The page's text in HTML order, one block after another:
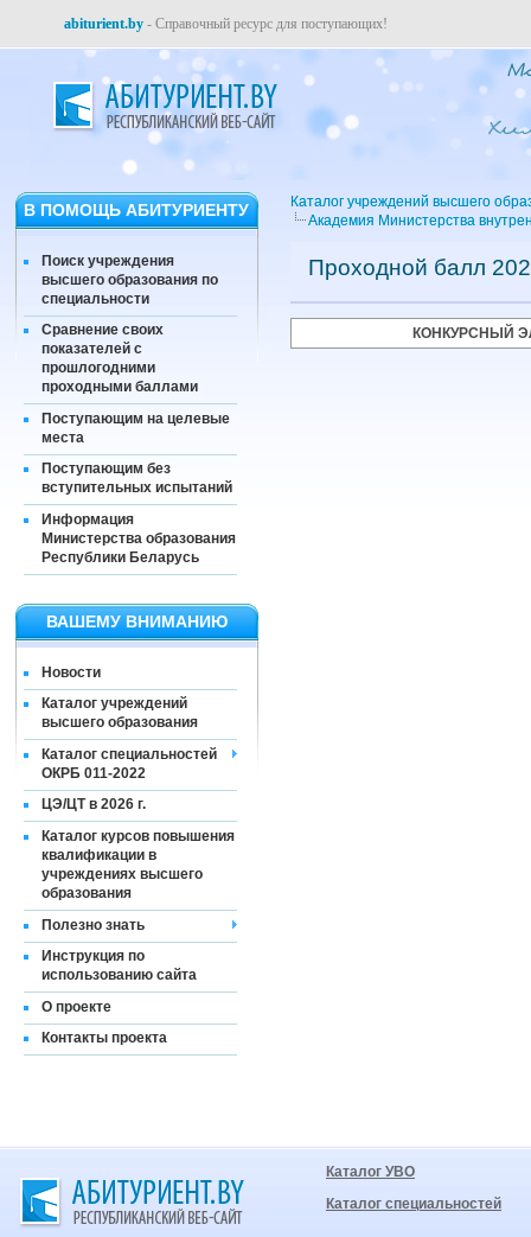
abiturient.by - Справочный ресурс для поступающих!
В ПОМОЩЬ АБИТУРИЕНТУ
Поиск учреждения
высшего образования по
специальности
Сравнение своих
показателей с
прошлогодними
проходными баллами
Поступающим на целевые
места
Поступающим без
вступительных испытаний
Информация
Министерства образования
Республики Беларусь
ВАШЕМУ ВНИМАНИЮ
Новости
Каталог учреждений
высшего образования
Каталог специальностей
ОКРБ 011-2022
ЦЭ/ЦТ в 2026 г.
Каталог курсов повышения
квалификации в
учреждениях высшего
образования
Полезно знать
Инструкция по
использованию сайта
О проекте
Контакты проекта
Каталог учреждений высшего
Академия Министерства
Проходной балл
КОНКУРСНЫЙ
Каталог УВО
Каталог специальностей